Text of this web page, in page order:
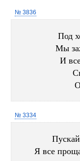
№ 3836
Под
Мы
И
№ 3334
Я все